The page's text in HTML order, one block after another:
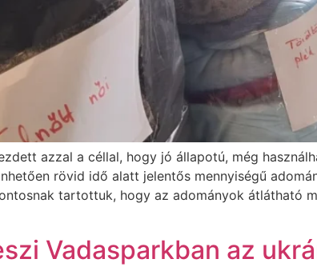
azzal a céllal, hogy jó állapotú, még
rövid idő alatt jelentős mennyiségű
tartottuk, hogy az adományok átlátható
Vadasparkban az